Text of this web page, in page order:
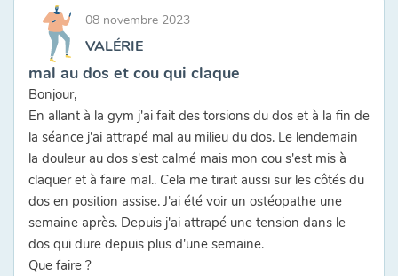
08 novembre 2023
VALÉRIE
mal au dos et cou qui claque
Bonjour,
En allant à la gym j'ai fait des torsions du dos et à la fin de
la séance j'ai attrapé mal au milieu du dos. Le lendemain
la douleur au dos s'est calmé mais mon cou s'est mis à
claquer et à faire mal.. Cela me tirait aussi sur les côtés du
dos en position assise. J'ai été voir un ostéopathe une
semaine après. Depuis j'ai attrapé une tension dans le
dos qui dure depuis plus d'une semaine.
Que faire ?